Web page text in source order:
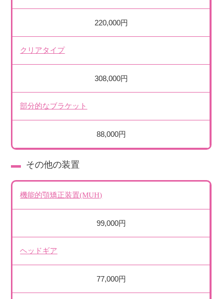
220,000円
クリアタイプ
308,000円
部分的なブラケット
88,000円
その他の装置
機能的顎矯正装置(MUH)
99,000円
ヘッドギア
77,000円